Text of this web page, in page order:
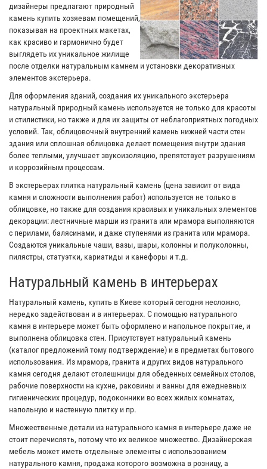
дизайнеры предлагают природный
камень купить хозяевам помещений,
показывая на проектных макетах,
как красиво и гармонично будет
выглядеть их уникальное жилище
после отделки натуральным камнем и установки декоративных
элементов экстерьера.
Для оформления зданий, создания их уникального экстерьера
натуральный природный камень используется не только для красоты
и стилистики, но также и для их защиты от неблагоприятных погодных
условий. Так, облицовочный внутренний камень нижней части стен
здания или сплошная облицовка делает помещения внутри здания
более теплыми, улучшает звукоизоляцию, препятствует разрушениям
и коррозийным процессам.
В экстерьерах плитка натуральный камень (цена зависит от вида
камня и сложности выполнения работ) используется не только в
облицовке, но также для создания красивых и уникальных элементов
декорации: лестничные марши из гранита или мрамора выполняются
с перилами, балясинами, и даже ступенями из гранита или мрамора.
Создаются уникальные чаши, вазы, шары, колонны и полуколонны,
пилястры, статуэтки, кариатиды и канефоры и т.д.
Натуральный камень в интерьерах
Натуральный камень, купить в Киеве который сегодня несложно,
нередко задействован и в интерьерах. С помощью натурального
камня в интерьере может быть оформлено и напольное покрытие, и
выполнена облицовка стен. Присутствует натуральный камень
(каталог предложений тому подтверждение) и в предметах бытового
использования. Из мрамора, гранита и других видов натурального
камня сегодня делают столешницы для обеденных семейных столов,
рабочие поверхности на кухне, раковины и ванны для ежедневных
гигиенических процедур, подоконники во всех жилых комнатах,
напольную и настенную плитку и пр.
Множественные детали из натурального камня в интерьере даже не
стоит перечислять, потому что их великое множество. Дизайнерская
мебель может иметь отдельные элементы с использованием
натурального камня, продажа которого возможна в розницу, а